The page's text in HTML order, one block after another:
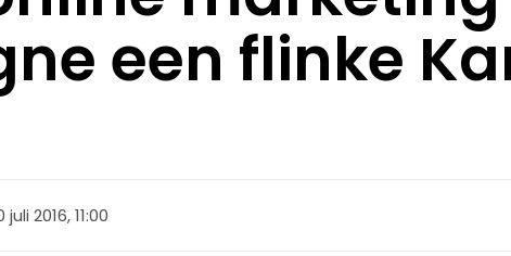
een flinke
juli 2016, 11:00